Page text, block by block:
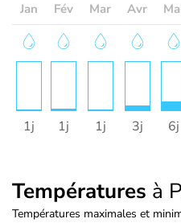
Jan Fév Mar Avr
1j 1j 1j 3j 6j
Températures à
Températures maximales et